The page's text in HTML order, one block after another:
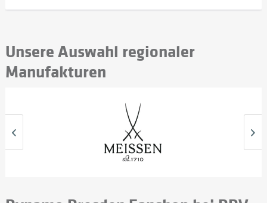
Unsere Auswahl regionaler
Manufakturen